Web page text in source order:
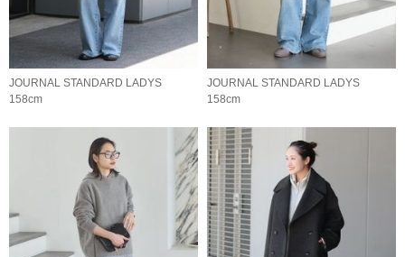
JOURNAL STANDARD LADYS
158cm
JOURNAL STANDARD LADYS
158cm